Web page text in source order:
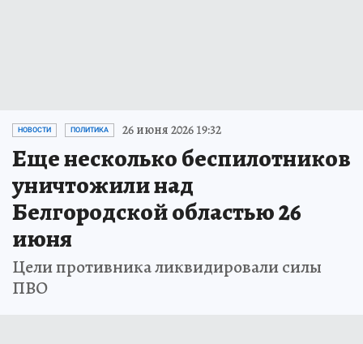
НОВОСТИ ПОЛИТИКА 26 июня 2026 19:32
Еще несколько беспилотников
уничтожили над
Белгородской областью 26
июня
Цели противника ликвидировали силы
ПВО